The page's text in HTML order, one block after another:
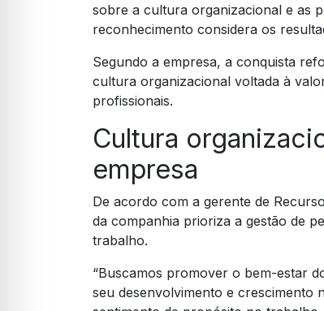
sobre a cultura organizacional e as
reconhecimento considera os
Segundo a empresa, a conquista
cultura organizacional voltada à
profissionais.
Cultura
empresa
De acordo com a gerente de
da companhia prioriza a gestão de
trabalho.
“Buscamos promover o bem-estar
seu desenvolvimento e crescimento